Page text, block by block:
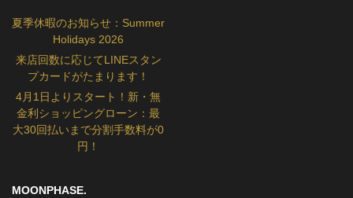
夏季休暇のお知らせ：Summer
Holidays 2026
来店回数に応じてLINEスタン
プカードがたまります！
4月1日よりスタート！新・無
金利ショッピングローン：最
大30回払いまで分割手数料が0
円！
MOONPHASE.